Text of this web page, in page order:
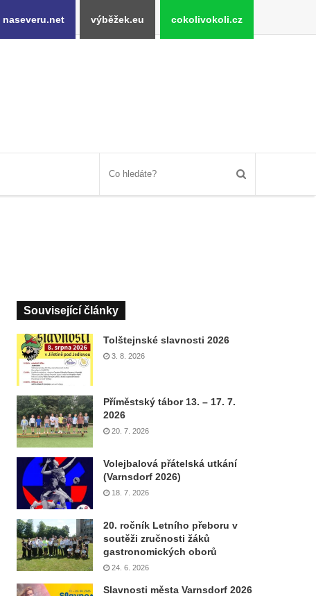
naseveru.net výběžek.eu cokolivokoli.cz
Související články
Tolštejnské slavnosti 2026
3. 8. 2026
Příměstský tábor 13. – 17. 7.
2026
20. 7. 2026
Volejbalová přátelská utkání
(Varnsdorf 2026)
18. 7. 2026
20. ročník Letního přeboru v
soutěži zručnosti žáků
gastronomických oborů
24. 6. 2026
Slavnosti města Varnsdorf 2026